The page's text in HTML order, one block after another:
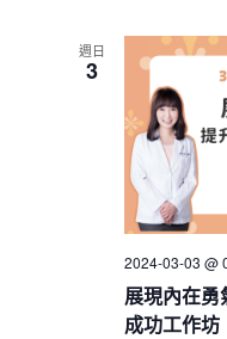
週日
3
展現內在
成功工作坊
2024-03-03 @